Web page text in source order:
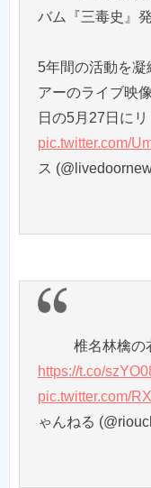
バム『三毒史』
5年間の活動を
アーのライブ映
日の5月27日にリ
pic.twitter.com/
ス
椎名林檎の
https://t.co/
pic.twitter.com/
ゃんねる